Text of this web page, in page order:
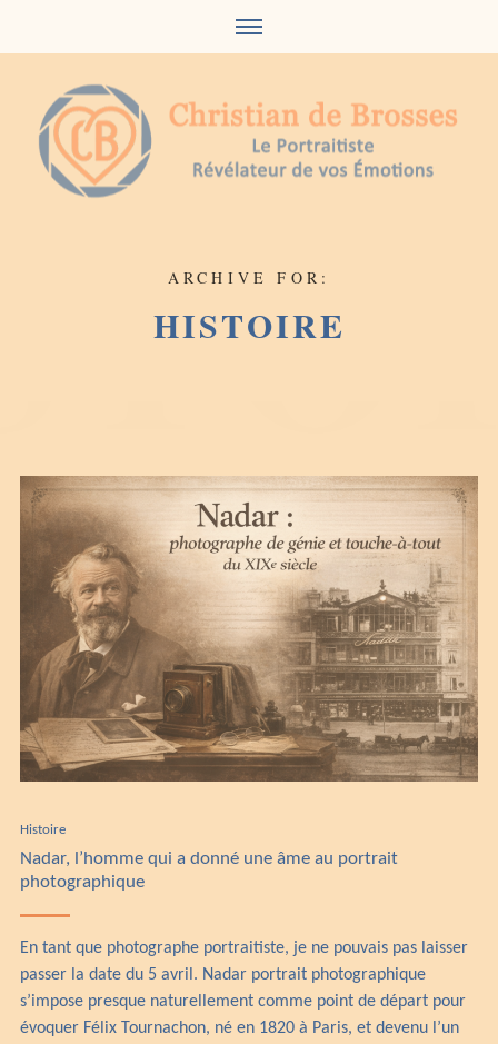
to
ARCHIVE FOR:
HISTOIRE
Histoire
Nadar, l’homme qui a donné une âme au portrait
photographique
En tant que photographe portraitiste, je ne pouvais pas laisser
passer la date du 5 avril. Nadar portrait photographique
s’impose presque naturellement comme point de départ pour
évoquer Félix Tournachon, né en 1820 à Paris, et devenu l’un